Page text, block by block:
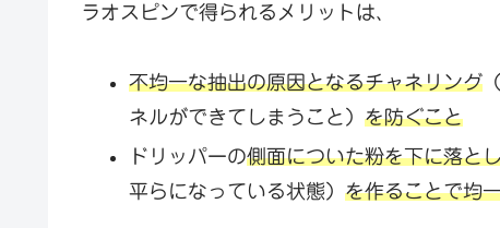
ラオスピンで得られるメリットは、
不均一な抽出の原因となるチャネリング
ネルができてしまうこと） を防ぐこと
ドリッパーの側面についた粉を下に落と
平らになっている状態） を作ることで均